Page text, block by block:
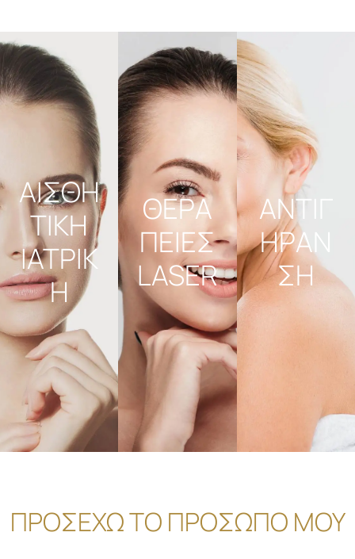
ΑΙΣΘΗ
ΤΙΚΗ
ΙΑΤΡΙΚ
Η
ΘΕΡΑ
ΠΕΙΕΣ
LASER
ΑΝΤΙΓ
ΗΡΑΝ
ΣΗ
ΠΡΟΣΕΧΩ ΤΟ ΠΡΟΣΩΠΟ ΜΟΥ